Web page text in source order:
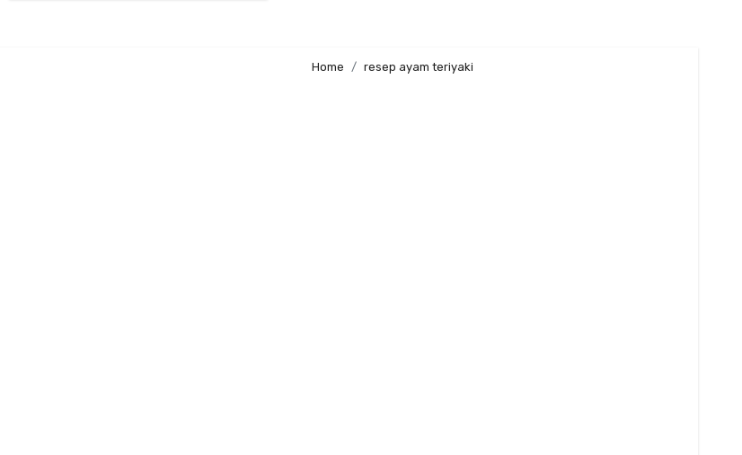
Home resep ayam teriyaki